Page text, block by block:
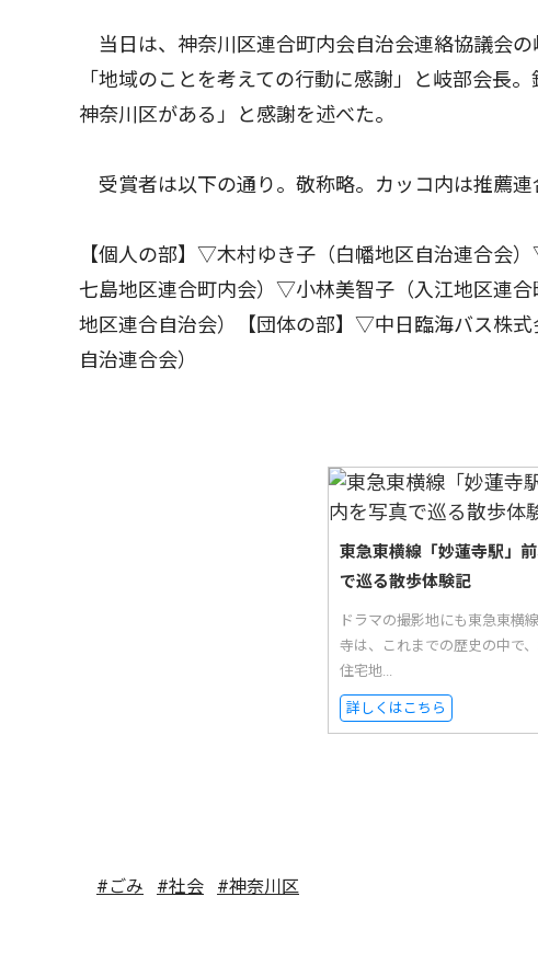
当日は、神奈川区連合町内会自治会連絡協議会の
「地域のことを考えての行動に感謝」と岐部会長
神奈川区がある」と感謝を述べた。
受賞者は以下の通り。敬称略。カッコ内は推薦連
【個人の部】▽木村ゆき子（白幡地区自治連合会
七島地区連合町内会）▽小林美智子（入江地区連
地区連合自治会）【団体の部】▽中日臨海バス株
自治連合会）
東急東横線「妙蓮寺駅」
で巡る散歩体験記
ドラマの撮影地にも東急東横
寺は、これまでの歴史の中で
住宅地...
詳しくはこちら
#ごみ #社会 #神奈川区